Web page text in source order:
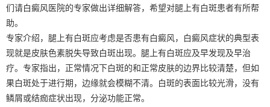
们请白癜风医院的专家做出详细解答，希望对腿上有白斑患者有所帮
助。
专家介绍，腿上有白斑应考虑是否患有白癜风，白癜风症状的典型表
现就是皮肤色素脱失导致白斑出现。腿上有白斑应及早发现及早治
疗。专家指出，正常情况下白斑的和正常皮肤的边界比较清楚，但如
果白斑处于进行期，边缘就会模糊不清。白斑的表面比较光滑，没有
鳞屑或结痂症状出现，分泌功能正常。